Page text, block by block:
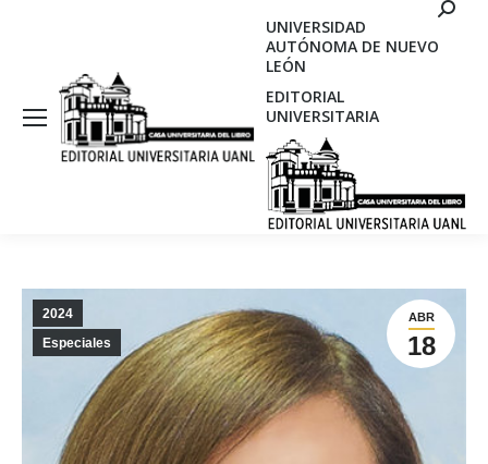
UNIVERSIDAD
AUTÓNOMA DE NUEVO
LEÓN
EDITORIAL
UNIVERSITARIA
ABR
18
2024
Especiales